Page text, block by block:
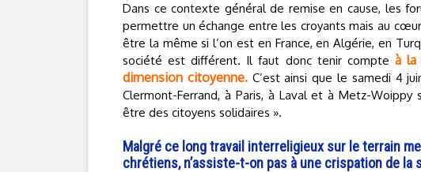
Dans ce contexte général de remise en cause, les
permettre un échange entre les croyants mais au
être la même si l’on est en France, en Algérie, en
société est différent. Il faut donc tenir compte à la
dimension citoyenne.C’est ainsi que le samedi 4
Clermont-Ferrand, à Paris, à Laval et à Metz-
être des citoyens solidaires ».
Malgré ce long travail interreligieux sur le terrain
chrétiens, n’assiste-t-on pas à une crispation de la